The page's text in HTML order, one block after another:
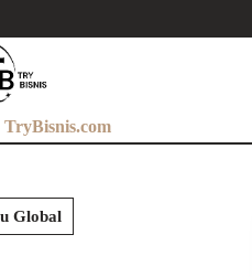
TryBisnis.com
Global